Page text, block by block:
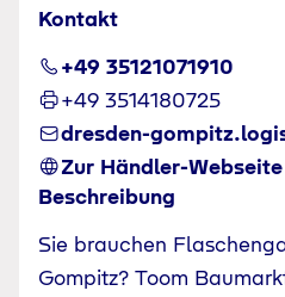
Beschreibung
Sie brauchen
Gompitz? Toom
Kontakt
+49 35121071910
+49 3514180725
dresden-
Zur Händler-Webseite